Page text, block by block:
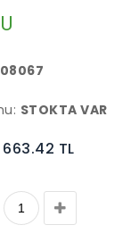
08067
STOKTA VAR
663.42 TL